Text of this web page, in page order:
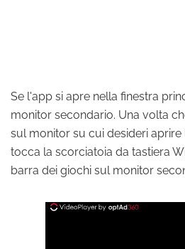
Se l'app si apre nella finestra
monitor secondario. Una volta
sul monitor su cui desideri aprire
tocca la scorciatoia da tastiera
barra dei giochi sul monitor